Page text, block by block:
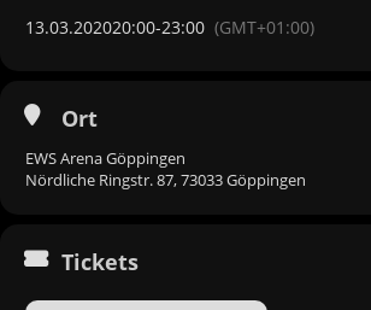
13.03.202020:00-23:00 (GMT+01:00)
Ort
EWS Arena Göppingen
Nördliche Ringstr. 87, 73033 Göppingen
Tickets